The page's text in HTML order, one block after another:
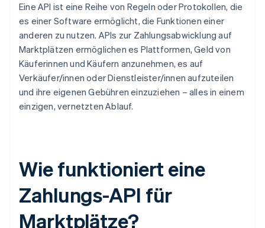
Eine API ist eine Reihe von Regeln oder Protokollen, die
es einer Software ermöglicht, die Funktionen einer
anderen zu nutzen. APIs zur Zahlungsabwicklung auf
Marktplätzen ermöglichen es Plattformen, Geld von
Käuferinnen und Käufern anzunehmen, es auf
Verkäufer/innen oder Dienstleister/innen aufzuteilen
und ihre eigenen Gebühren einzuziehen – alles in einem
einzigen, vernetzten Ablauf.
Wie funktioniert eine
Zahlungs-API für
Marktplätze?